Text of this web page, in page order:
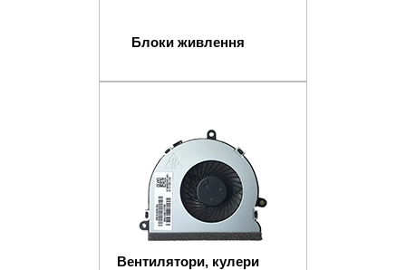
Блоки живлення
Вентилятори, кулери